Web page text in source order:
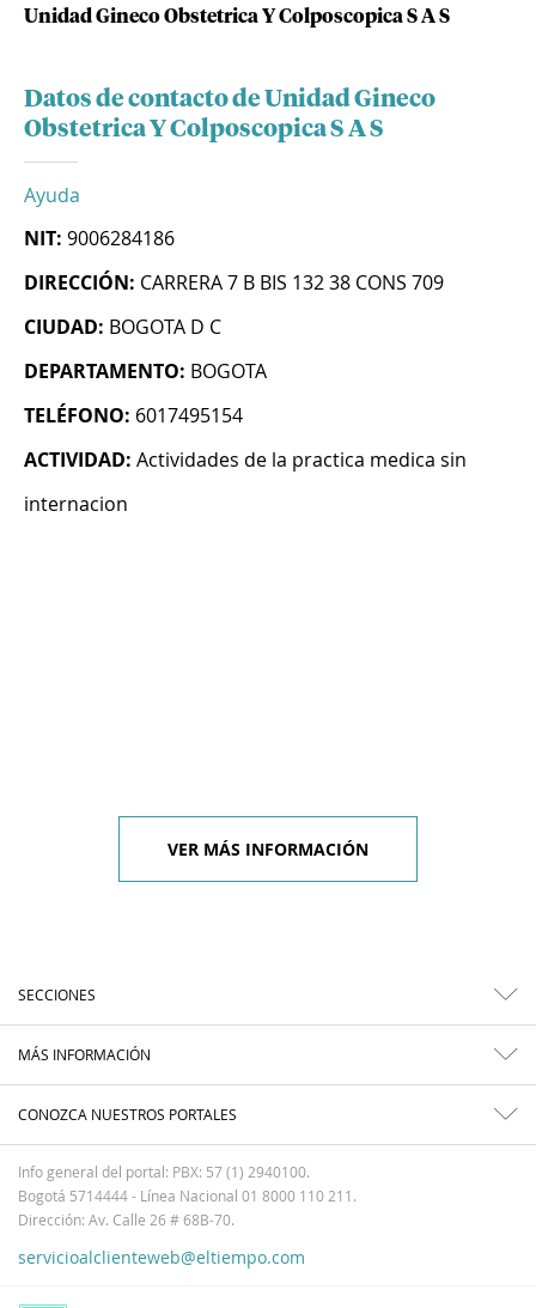
Unidad Gineco Obstetrica Y Colposcopica S A S
Datos de contacto de Unidad Gineco
Obstetrica Y Colposcopica S A S
Ayuda
NIT: 9006284186
DIRECCIÓN: CARRERA 7 B BIS 132 38 CONS 709
CIUDAD: BOGOTA D C
DEPARTAMENTO: BOGOTA
TELÉFONO: 6017495154
ACTIVIDAD: Actividades de la practica medica sin
internacion
VER MÁS INFORMACIÓN
SECCIONES
MÁS INFORMACIÓN
CONOZCA NUESTROS PORTALES
Info general del portal: PBX: 57 (1) 2940100.
Bogotá 5714444 - Línea Nacional 01 8000 110 211.
Dirección: Av. Calle 26 # 68B-70.
servicioalclienteweb@eltiempo.com